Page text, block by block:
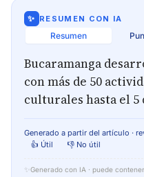
✨ RESUMEN CON IA
Resumen
Bucaramanga
con más de 50
culturales hasta el 5
Generado a partir del artículo ·
👍 Útil
👎 No útil
✨ Generado con IA · puede